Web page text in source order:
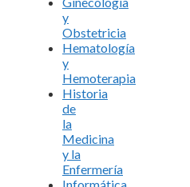
y
Obstetricia
Hematología
y
Hemoterapia
Historia
de
la
Medicina
y la
Enfermería